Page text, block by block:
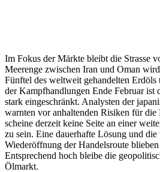
Im Fokus der Märkte bleibt die Strasse
Meerenge zwischen Iran und Oman
Fünftel des weltweit gehandelten Erdöls
der Kampfhandlungen Ende Februar ist
stark eingeschränkt. Analysten der
warnten vor anhaltenden Risiken für
scheine derzeit keine Seite an einer
zu sein. Eine dauerhafte Lösung und
Wiederöffnung der Handelsroute
Entsprechend hoch bleibe die
Ölmarkt.